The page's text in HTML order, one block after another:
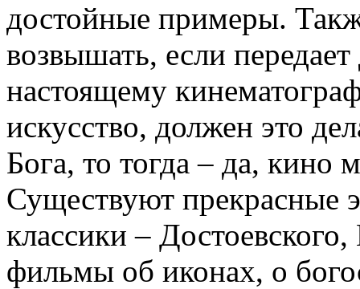
достойные примеры.
возвышать, если
настоящему
искусство, должен это
Бога, то тогда – да, кино
Существуют прекрасные
классики –
фильмы об иконах, о